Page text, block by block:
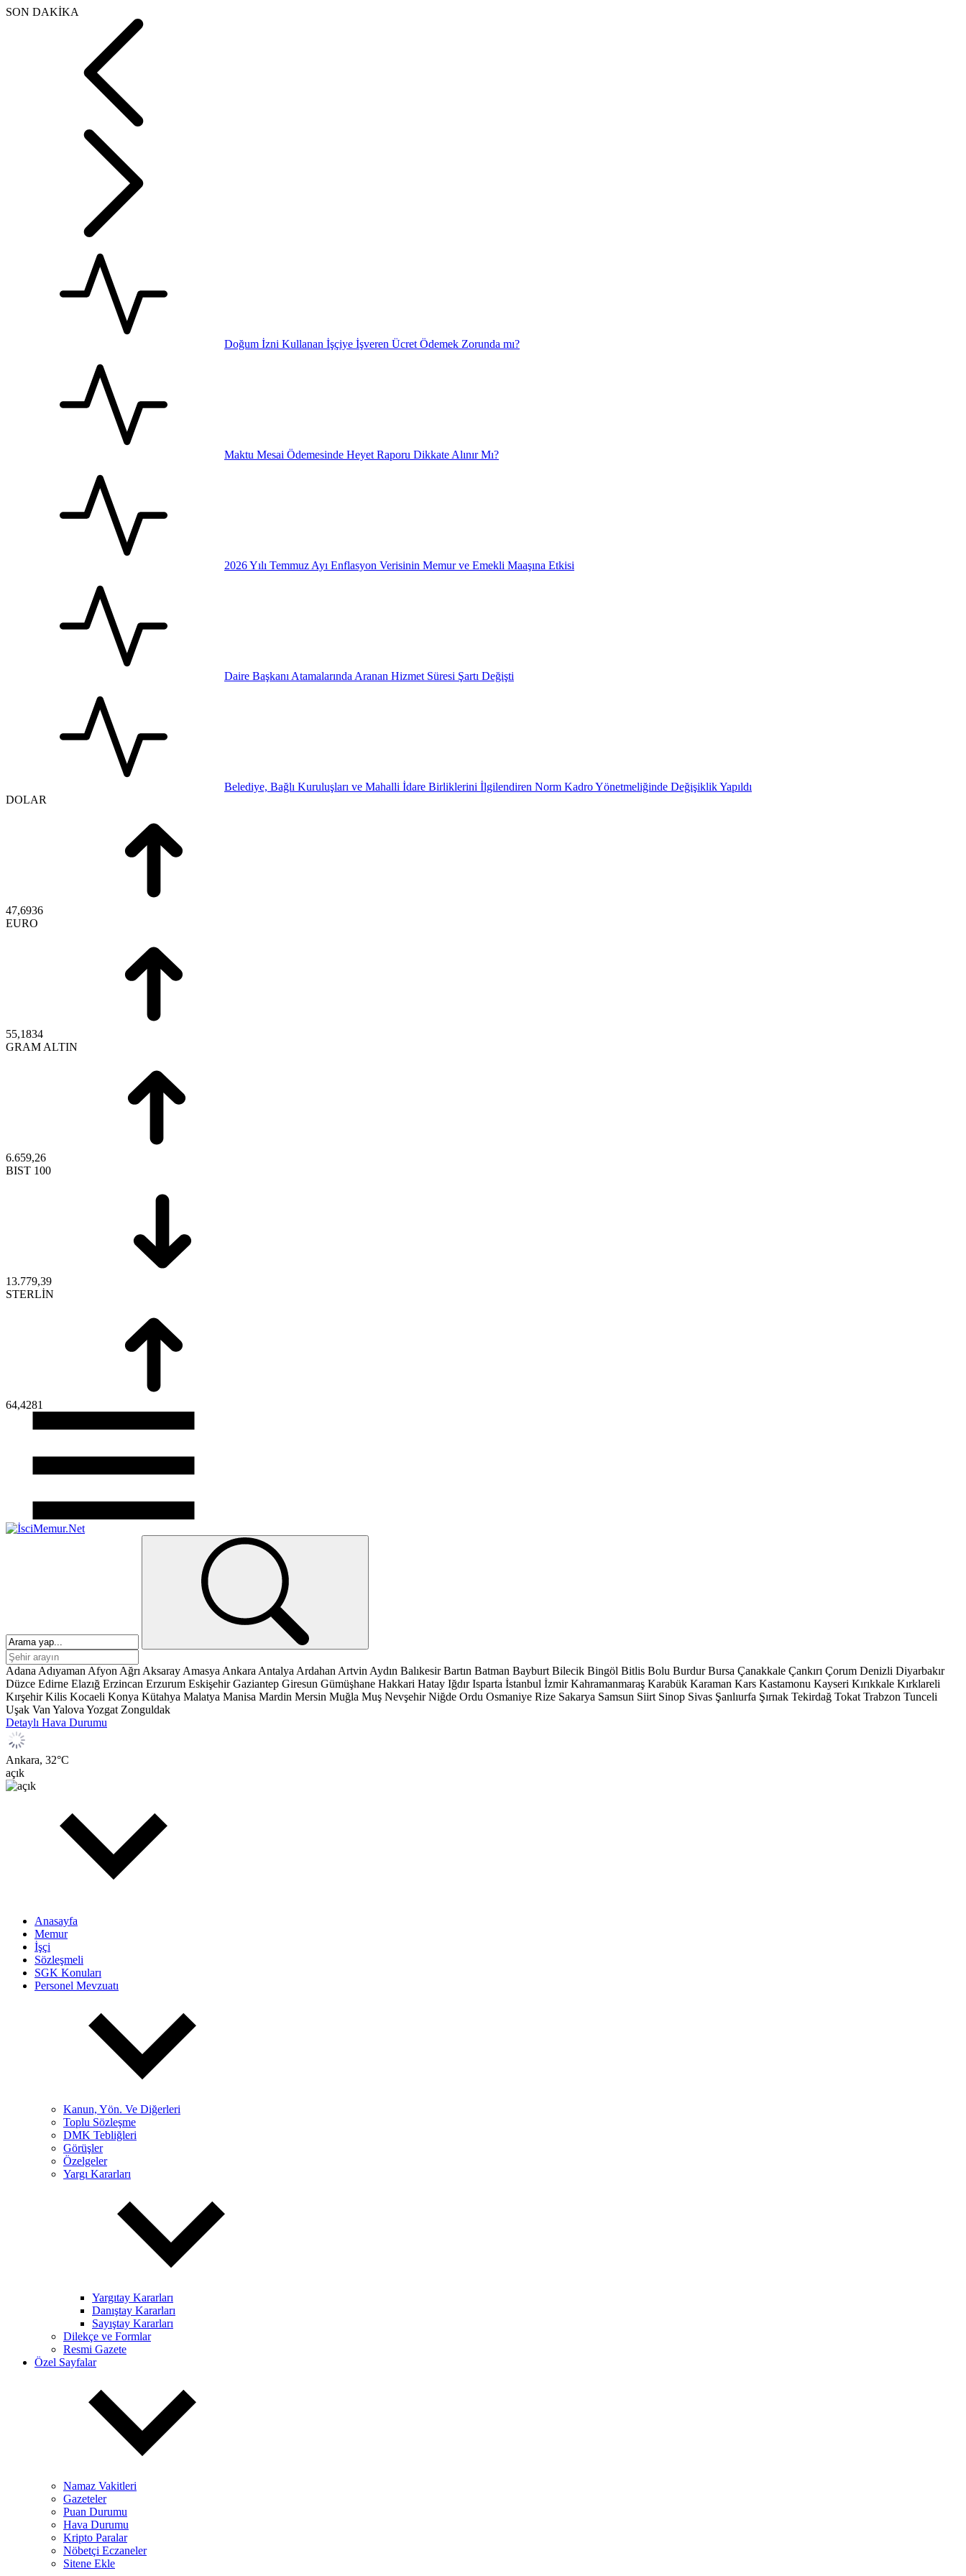
SON DAKİKA
Doğum İzni Kullanan İşçiye İşveren Ücret Ödemek Zorunda mı?
Maktu Mesai Ödemesinde Heyet Raporu Dikkate Alınır Mı?
2026 Yılı Temmuz Ayı Enflasyon Verisinin Memur ve Emekli Maaşına Etkisi
Daire Başkanı Atamalarında Aranan Hizmet Süresi Şartı Değişti
Belediye, Bağlı Kuruluşları ve Mahalli İdare Birliklerini İlgilendiren Norm Kadro Yönetmeliğinde Değişiklik Yapıldı
DOLAR
47,6936
EURO
55,1834
GRAM ALTIN
6.659,26
BIST 100
13.779,39
STERLİN
64,4281
Adana Adıyaman Afyon Ağrı Aksaray Amasya Ankara Antalya Ardahan Artvin Aydın Balıkesir Bartın Batman Bayburt Bilecik Bingöl Bitlis Bolu Burdur Bursa Çanakkale Çankırı Çorum Denizli Diyarbakır
Düzce Edirne Elazığ Erzincan Erzurum Eskişehir Gaziantep Giresun Gümüşhane Hakkari Hatay Iğdır Isparta İstanbul İzmir Kahramanmaraş Karabük Karaman Kars Kastamonu Kayseri Kırıkkale Kırklareli
Kırşehir Kilis Kocaeli Konya Kütahya Malatya Manisa Mardin Mersin Muğla Muş Nevşehir Niğde Ordu Osmaniye Rize Sakarya Samsun Siirt Sinop Sivas Şanlıurfa Şırnak Tekirdağ Tokat Trabzon Tunceli
Uşak Van Yalova Yozgat Zonguldak
Detaylı Hava Durumu
Ankara, 32°C
açık
Anasayfa
Memur
İşçi
Sözleşmeli
SGK Konuları
Personel Mevzuatı
Kanun, Yön. Ve Diğerleri
Toplu Sözleşme
DMK Tebliğleri
Görüşler
Özelgeler
Yargı Kararları
Yargıtay Kararları
Danıştay Kararları
Sayıştay Kararları
Dilekçe ve Formlar
Resmi Gazete
Özel Sayfalar
Namaz Vakitleri
Gazeteler
Puan Durumu
Hava Durumu
Kripto Paralar
Nöbetçi Eczaneler
Sitene Ekle